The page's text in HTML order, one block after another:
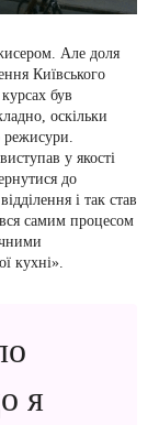
Але доля
Київського
був
оскільки
у якості
до
і так став
самим процесом
кухні».
я